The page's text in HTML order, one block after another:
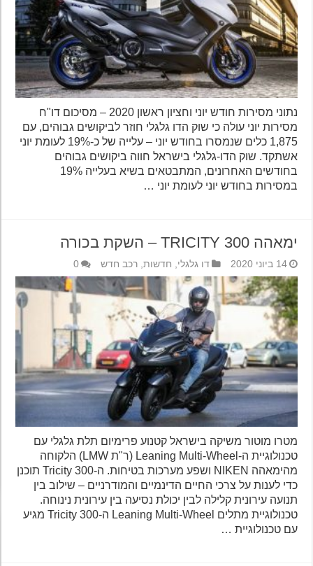
נתוני מסירות חודש יוני וחציון ראשון 2020 – מסיכום דו"ח
מסירות יוני עולה כי שוק הדו גלגלי חוזר לביקושים גבוהים, עם
1,875 כלים שנמסרו בחודש יוני – עלייה של כ-19% לעומת יוני
אשתקד. שוק הדו-גלגלי בישראל חווה ביקושים גבוהים
בחודשים האחרונים, המתבטאים בשיא בעלייה 19%
במסירות בחודש יוני לעומת יוני …
ימאהה TRICITY 300 – השקת בכורה
14 ביוני 2020 דו גלגלי,חדשות,רכב חדש 0
מטרו מוטור משיקה בישראל קטנוע פרימיום תלת גלגלי עם
טכנולוגיית ה-Leaning Multi-Wheel (ר"ת LMW) הלקוחה
מהימאהה NIKEN ושפע מערכות בטיחות. ה-Tricity 300 תוכנן
כדי לענות על צרכי החיים הדינמיים והמודרניים – שילוב בין
תנועה עירונית קלילה לבין יכולת נסיעה בין עירונית נינוחה.
טכנולוגיית מתלים Leaning Multi-Wheel ה-Tricity 300 מגיע
עם טכנולוגיית …